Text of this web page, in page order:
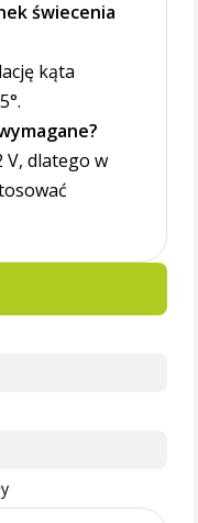
świecenia
kąta
V, dlatego w